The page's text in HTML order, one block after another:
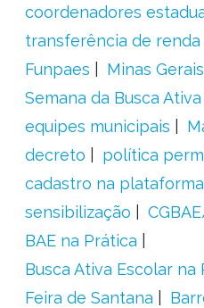
coordenadores
transferência de renda
Funpaes
Minas Gerais
Semana da Busca
equipes municipais
decreto
política
cadastro na plataforma
sensibilização
BAE na Prática
Busca Ativa Escolar na
Feira de Santana